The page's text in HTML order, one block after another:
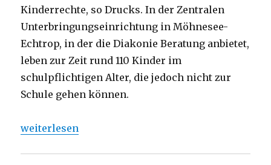
Kinderrechte, so Drucks. In der Zentralen
Unterbringungseinrichtung in Möhnesee-
Echtrop, in der die Diakonie Beratung anbietet,
leben zur Zeit rund 110 Kinder im
schulpflichtigen Alter, die jedoch nicht zur
Schule gehen können.
„Tag des Flüchtlings: Kinder am Möhnesee
weiterlesen